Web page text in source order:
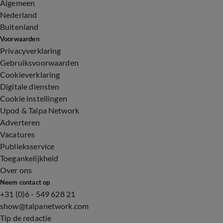
Algemeen
Nederland
Buitenland
Voorwaarden
Privacyverklaring
Gebruiksvoorwaarden
Cookieverklaring
Digitale diensten
Cookie instellingen
Upod & Talpa Network
Adverteren
Vacatures
Publieksservice
Toegankelijkheid
Over ons
Neem contact op
+31 (0)6 - 549 628 21
show@talpanetwork.com
Tip de redactie